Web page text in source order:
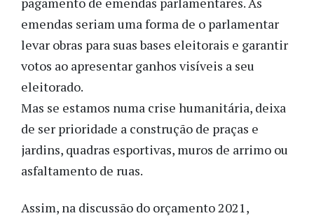
emendas seriam uma forma de o parlamentar
levar obras para suas bases eleitorais e garantir
votos ao apresentar ganhos visíveis a seu
eleitorado.
Mas se estamos numa crise humanitária, deixa
de ser prioridade a construção de praças e
jardins, quadras esportivas, muros de arrimo ou
asfaltamento de ruas.
Assim, na discussão do orçamento 2021,